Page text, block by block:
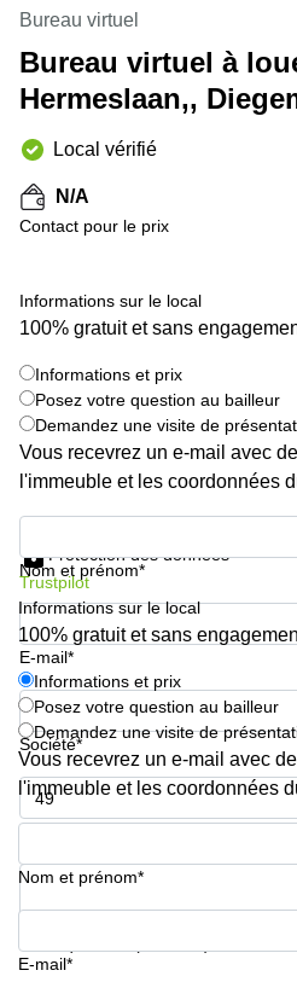
la
Wavre
Centre
Anvers
Centre
Gand
Centre
d'affaires
Ville de
Coworking
Ixelles
Coworking
Coworking
Tournai
Salle de
conférence
Bureau virtuel
Bureau virtuel à
Hermeslaan,,
Local vérifié
N/A
Contact pour le prix
Informations sur le local
100% gratuit et sans
Informations et prix
Posez votre question au bailleur
Demandez une visite de
Vous recevrez un e-mail avec
l'immeuble et les coordonnées
Nom et prénom*
E-mail*
Société*
Numéro de téléphone*
Protection des données
Trustpilot
Informations sur le local
100% gratuit et sans
Informations et prix
Posez votre question au bailleur
Demandez une visite de
Vous recevrez un e-mail avec
l'immeuble et les coordonnées
Nom et prénom*
E-mail*